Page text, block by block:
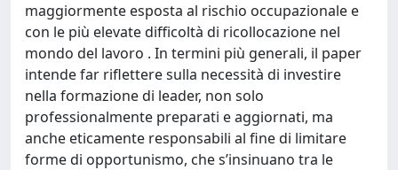
maggiormente esposta al rischio occupazionale e
con le più elevate difficoltà di ricollocazione nel
mondo del lavoro . In termini più generali, il paper
intende far riflettere sulla necessità di investire
nella formazione di leader, non solo
professionalmente preparati e aggiornati, ma
anche eticamente responsabili al fine di limitare
forme di opportunismo, che s’insinuano tra le